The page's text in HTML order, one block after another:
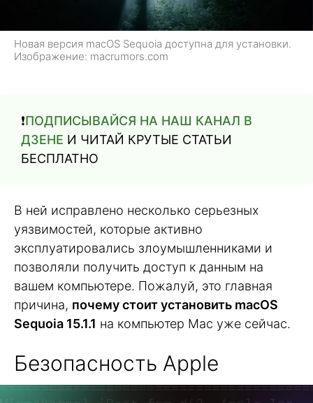
Новая версия macOS Sequoia доступна для установки.
Изображение: macrumors.com
❗️ПОДПИСЫВАЙСЯ НА НАШ КАНАЛ В
ДЗЕНЕ И ЧИТАЙ КРУТЫЕ СТАТЬИ
БЕСПЛАТНО
В ней исправлено несколько серьезных
уязвимостей, которые активно
эксплуатировались злоумышленниками и
позволяли получить доступ к данным на
вашем компьютере. Пожалуй, это главная
причина, почему стоит установить macOS
Sequoia 15.1.1 на компьютер Mac уже сейчас.
Безопасность Apple